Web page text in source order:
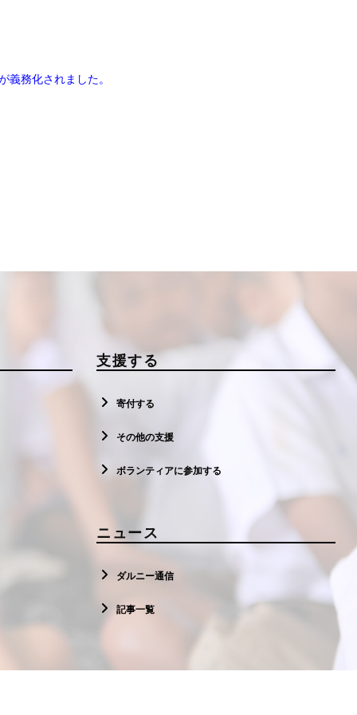
務化されました。
支援する
寄付する
その他の支援
ボランティアに参加する
ニュース
ダルニー通信
記事一覧